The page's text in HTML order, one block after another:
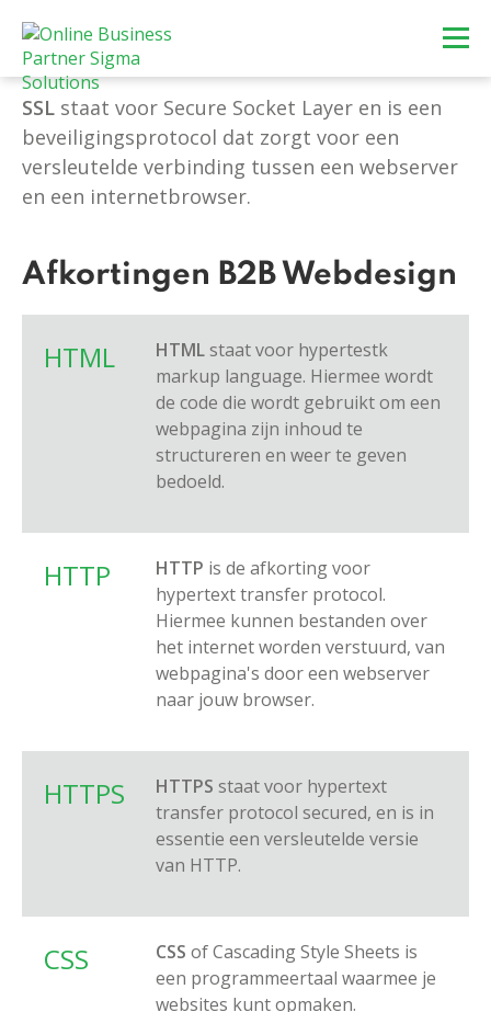
SSL staat voor Secure Socket Layer en is een
beveiligingsprotocol dat zorgt voor een
versleutelde verbinding tussen een webserver
en een internetbrowser.
Afkortingen B2B Webdesign
HTML HTMLstaat voor hypertestk
markup language. Hiermee wordt
de code die wordt gebruikt om een
webpagina zijn inhoud te
structureren en weer te geven
bedoeld.
HTTP HTTP is de afkorting voor
hypertext transfer protocol.
Hiermee kunnen bestanden over
het internet worden verstuurd, van
webpagina's door een webserver
naar jouw browser.
HTTPS HTTPS staat voor hypertext
transfer protocol secured, en is in
essentie een versleutelde versie
van HTTP.
CSS CSS of Cascading Style Sheets is
een programmeertaal waarmee je
websites kunt opmaken.